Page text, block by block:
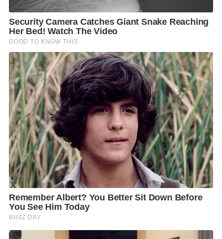
โดยบรรยากาศตลอดการปราศัย มีพี่น้องประชาชน ได้ส่ง
เสียงเชียร์ให้คุณหญิงสุดารัตน์ เป็นนายกรัฐมนตรีของคน
อีสาน และฝากความหวังให้กำลังใจ เข้ารุมล้อมนำเงินมา
มอบให้เป็นแบงค์ 20 50 และ100 เป็นจำนวนมาก เพื่อ
ช่วยสร้างพรรคไทยสร้างไทย ในการ “ปลดล็อก เปลี่ยน
ประเทศ”
คุณหญิงสุดารัตน์ กล่าวว่าหลังจากที่พรรคไทยสร้างไทย
ได้ยื่นร่าง พ.ร.บ. บํานาญผู้สูงอายุแห่งชาติ พ.ศ. … ซึ่ง
สภาฯ ได้บรรจุร่าง พ.ร.บ. บํานาญผู้สูงอายุ 3,000 บาท ที่